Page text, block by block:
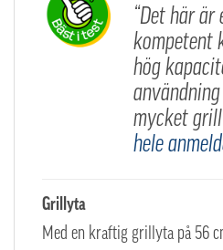
“Det här
kompetent
hög
mycket
hele
Grillyta
Med en kraftig grillyta på 56